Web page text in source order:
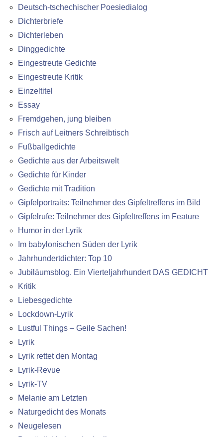
Deutsch-tschechischer Poesiedialog
Dichterbriefe
Dichterleben
Dinggedichte
Eingestreute Gedichte
Eingestreute Kritik
Einzeltitel
Essay
Fremdgehen, jung bleiben
Frisch auf Leitners Schreibtisch
Fußballgedichte
Gedichte aus der Arbeitswelt
Gedichte für Kinder
Gedichte mit Tradition
Gipfelportraits: Teilnehmer des Gipfeltreffens im Bild
Gipfelrufe: Teilnehmer des Gipfeltreffens im Feature
Humor in der Lyrik
Im babylonischen Süden der Lyrik
Jahrhundertdichter: Top 10
Jubiläumsblog. Ein Vierteljahrhundert DAS GEDICHT
Kritik
Liebesgedichte
Lockdown-Lyrik
Lustful Things – Geile Sachen!
Lyrik
Lyrik rettet den Montag
Lyrik-Revue
Lyrik-TV
Melanie am Letzten
Naturgedicht des Monats
Neugelesen